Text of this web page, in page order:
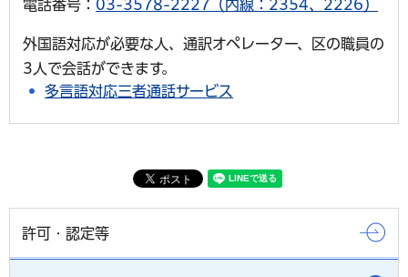
電話番号： 03-3578-2227（内線：2354、2226）
外国語対応が必要な人、通訳オペレーター、区の職員の
3人で会話ができます。
多言語対応三者通話サービス
許可・認定等